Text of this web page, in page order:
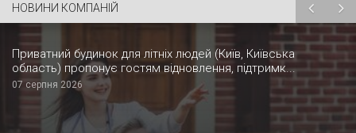
НОВИНИ КОМПАНІЙ
Приватний будинок для літніх людей (Київ, Київська
область) пропонує гостям відновлення, підтримк...
07 серпня 2026